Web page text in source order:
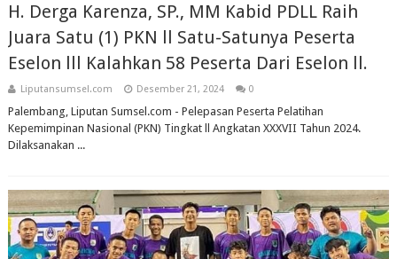
H. Derga Karenza, SP., MM Kabid PDLL Raih
Juara Satu (1) PKN ll Satu-Satunya Peserta
Eselon lll Kalahkan 58 Peserta Dari Eselon ll.
Liputansumsel.com Desember 21, 2024 0
Palembang, Liputan Sumsel.com - Pelepasan Peserta Pelatihan
Kepemimpinan Nasional (PKN) Tingkat ll Angkatan XXXVII Tahun 2024.
Dilaksanakan ...